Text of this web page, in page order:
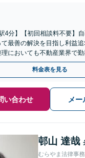
4分】【初回相談料不要】
最善の解決を目指し利益
においても不動産業界で
利な解決ができるよう尽
料金表を見る
い合わせ メ
邨山 達哉
むらやま法律事